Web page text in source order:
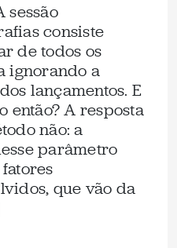
sessão
consiste
de todos os
ignorando a
lançamentos. E
então? A resposta
não: a
parâmetro
que vão da